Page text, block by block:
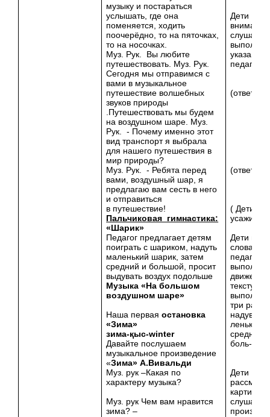
музыку и постараться
услышать, где она
поменяется, ходить
поочерёдно, то на пяточках,
то на носочках.
Муз. Рук. Вы любите
путешествовать. Муз. Рук.
Сегодня мы отправимся с
вами в музыкальное
путешествие волшебных
звуков природы
.Путешествовать мы будем
на воздушном шаре. Муз.
Рук. - Почему именно этот
вид транспорт я выбрала
для нашего путешествия в
мир природы?
Муз. Рук. - Ребята перед
вами, воздушный шар, я
предлагаю вам сесть в него
и отправиться
в путешествие!
Пальчиковая_гимнастика:
«Шарик»
Педагог предлагает детям
поиграть с шариком, надуть
маленький шарик, затем
средний и большой, просит
выдувать воздух подольше
Музыка «На большом
воздушном шаре»
Наша перваяостановка
«Зима»
зима-қыс-winter
Давайте послушаем
музыкальное произведение
«Зима» А.Вивальди
Муз. рук –Какая по
характеру музыка?
Муз. рук Чем вам нравится
зима? –
Дети
слушают
указания
педагога.
(ответы
(ответы).
( Дети
Дети
слова за
тексту,
три раза:
ленький
средний
боль-
Дети
картинку
слушают